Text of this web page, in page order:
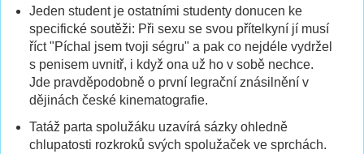
Jeden student je ostatními studenty donucen ke
specifické soutěži: Při sexu se svou přítelkyní jí musí
říct "Píchal jsem tvoji ségru" a pak co nejdéle vydržel
s penisem uvnitř, i když ona už ho v sobě nechce.
Jde pravděpodobně o první legrační znásilnění v
dějinách české kinematografie.
Tatáž parta spolužáku uzavírá sázky ohledně
chlupatosti rozkroků svých spolužaček ve sprchách.